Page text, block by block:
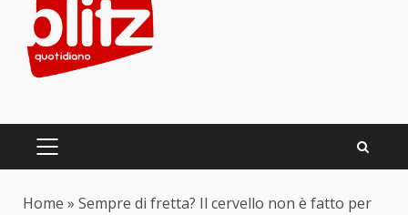
content
PRIMARY
Home » Sempre di fretta? Il cervello non è fatto per